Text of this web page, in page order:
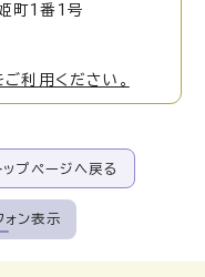
町1番1号
利用ください。
ップページへ戻る
ォン表示